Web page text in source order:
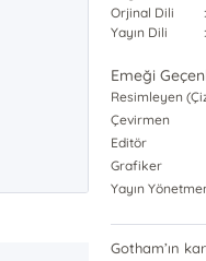
Orjinal Dili
:
Yayın Dili
:
Emeği
Resimleyen
Çevirmen
Editör
Grafiker
Yayın
Gotham’ın